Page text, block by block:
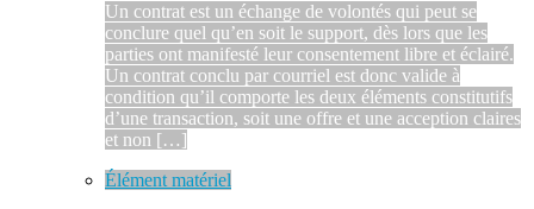
Un contrat est un échange de volontés qui peut se
conclure quel qu’en soit le support, dès lors que les
parties ont manifesté leur consentement libre et éclairé.
Un contrat conclu par courriel est donc valide à
condition qu’il comporte les deux éléments constitutifs
d’une transaction, soit une offre et une acception claires
et non […]
Élément matériel